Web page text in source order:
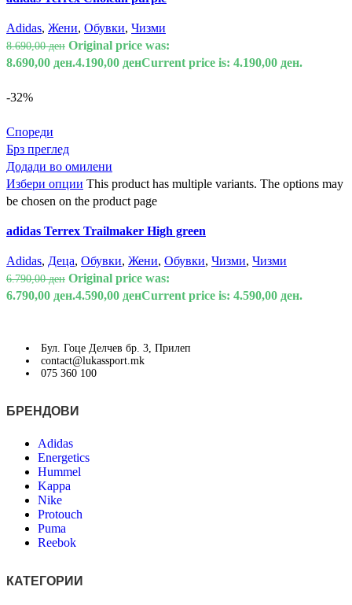
Adidas, Жени, Обувки, Чизми
8.690,00ден Original price was:
8.690,00 ден.4.190,00 денCurrent price is: 4.190,00 ден.
-32%
Спореди
Брз преглед
Додади во омилени
Избери опции This product has multiple variants. The options may
be chosen on the product page
adidas Terrex Trailmaker High green
Adidas, Деца, Обувки, Жени, Обувки, Чизми, Чизми
6.790,00ден Original price was:
6.790,00 ден.4.590,00 денCurrent price is: 4.590,00 ден.
Бул. Гоце Делчев бр. 3, Прилеп
contact@lukassport.mk
075 360 100
БРЕНДОВИ
Adidas
Energetics
Hummel
Kappa
Nike
Protouch
Puma
Reebok
КАТЕГОРИИ